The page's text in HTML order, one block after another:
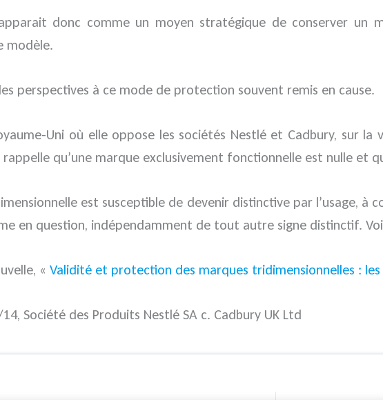
donc comme un moyen stratégique de conserver un
modèle.
perspectives à ce mode de protection souvent remis en cause.
Uni où elle oppose les sociétés Nestlé et Cadbury, sur
qu’une marque exclusivement fonctionnelle est nulle et
est susceptible de devenir distinctive par l’usage,
en question, indépendamment de tout autre signe distinctif.
« Validité et protection des marques tridimensionnelles : les
Société des Produits Nestlé SA c. Cadbury UK Ltd